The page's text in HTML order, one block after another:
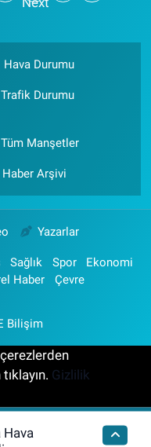
Hava Durumu
Trafik Durumu
Tüm Manşetler
Haber Arşivi
Yazarlar
Sağlık Spor
Ekonomi
Haber Çevre
Bilişim
Gizlilik